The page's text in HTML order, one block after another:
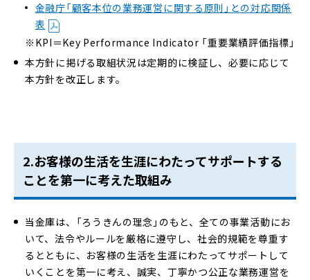
金融庁「顧客本位の業務運営に関する原則」との対応関係
表
KPI＝Key Performance Indicator 「重要業績評価指標」
本方針に掲げる取組状況は定期的に検証し、必要に応じて
本方針を改正します。
2.お客様の生活を生涯にわたってサポートする
ことを第一に考えた取組み
当金庫は、「ろうきんの理念」のもと、全ての事業活動にお
いて、法令やルールを厳格に遵守し、社会的規範を尊重す
るとともに、お客様の生活を生涯にわたってサポートして
いくことを第一に考え、誠実、丁寧かつ公正な業務運営を